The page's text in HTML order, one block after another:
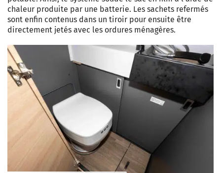
chaleur produite par une batterie. Les sachets refermés
sont enfin contenus dans un tiroir pour ensuite être
directement jetés avec les ordures ménagères.